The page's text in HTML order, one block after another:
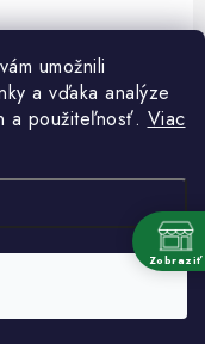
umožnili
a vďaka analýze
a použiteľnosť. Viac
práva vyhradené.
Zobraziť